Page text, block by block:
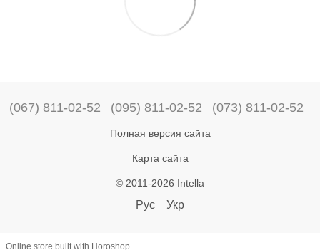
(067) 811-02-52 (095) 811-02-52 (073) 811-02-52
Полная версия сайта
Карта сайта
© 2011-2026 Intella
Рус Укр
Online store built with Horoshop